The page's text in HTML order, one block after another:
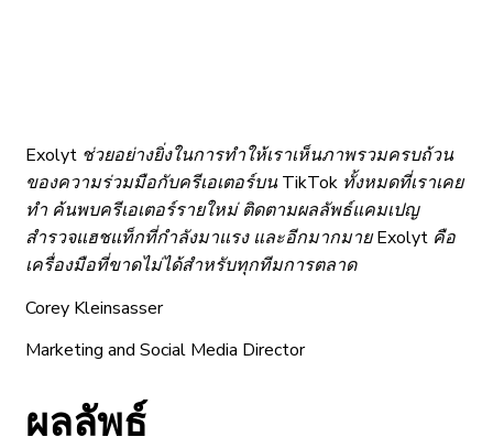
Exolyt ช่วยอย่างยิ่งในการทำให้เราเห็นภาพรวมครบถ้วน
ของความร่วมมือกับครีเอเตอร์บน TikTok ทั้งหมดที่เราเคย
ทำ ค้นพบครีเอเตอร์รายใหม่ ติดตามผลลัพธ์แคมเปญ
สำรวจแฮชแท็กที่กำลังมาแรง และอีกมากมาย Exolyt คือ
เครื่องมือที่ขาดไม่ได้สำหรับทุกทีมการตลาด
Corey Kleinsasser
Marketing and Social Media Director
ผลลัพธ์